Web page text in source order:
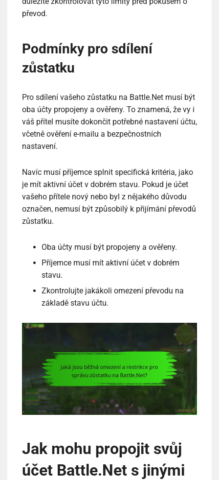
převod.
Podmínky pro sdílení
zůstatku
Pro sdílení vašeho zůstatku na Battle.Net musí být
oba účty propojeny a ověřeny. To znamená, že vy i
váš přítel musíte dokončit potřebné nastavení účtu,
včetně ověření e-mailu a bezpečnostních
nastavení.
Navíc musí příjemce splnit specifická kritéria, jako
je mít aktivní účet v dobrém stavu. Pokud je účet
vašeho přítele nový nebo byl z nějakého důvodu
označen, nemusí být způsobilý k přijímání převodů
zůstatku.
Oba účty musí být propojeny a ověřeny.
Příjemce musí mít aktivní účet v dobrém
stavu.
Zkontrolujte jakákoli omezení převodu na
základě stavu účtu.
Jak mohu propojit svůj
účet Battle.Net s jinými